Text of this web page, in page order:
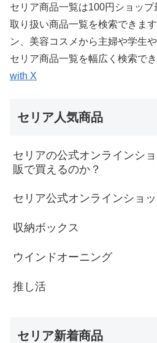
セリア商品一覧は100円ショッ
取り扱い商品一覧を検索できま
ン、美容コスメから主婦や学生
セリア商品一覧を幅広く検索でき
with X
セリア人気商品
セリアの公式オンラインシ
販で買えるのか？
セリア公式オンラインショ
収納ボックス
ウインドオーニング
推し活
セリア新着商品